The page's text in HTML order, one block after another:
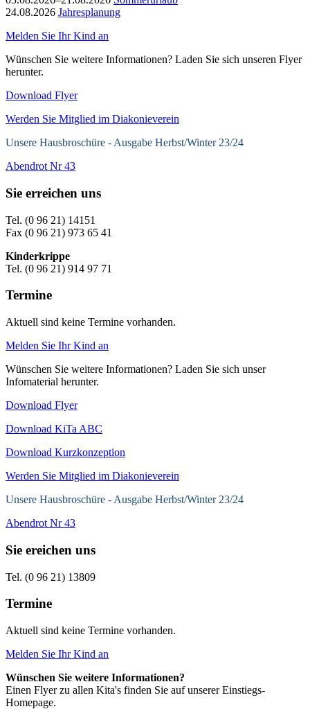
24.08.2026 Jahresplanung
Melden Sie Ihr Kind an
Wünschen Sie weitere Informationen? Laden Sie sich unseren Flyer
herunter.
Download Flyer
Werden Sie Mitglied im Diakonieverein
Unsere Hausbroschüre - Ausgabe Herbst/Winter 23/24
Abendrot Nr 43
Sie erreichen uns
Tel. (0 96 21) 14151
Fax (0 96 21) 973 65 41
Kinderkrippe
Tel. (0 96 21) 914 97 71
Termine
Aktuell sind keine Termine vorhanden.
Melden Sie Ihr Kind an
Wünschen Sie weitere Informationen? Laden Sie sich unser
Infomaterial herunter.
Download Flyer
Download KiTa ABC
Download Kurzkonzeption
Werden Sie Mitglied im Diakonieverein
Unsere Hausbroschüre - Ausgabe Herbst/Winter 23/24
Abendrot Nr 43
Sie ereichen uns
Tel. (0 96 21) 13809
Termine
Aktuell sind keine Termine vorhanden.
Melden Sie Ihr Kind an
Wünschen Sie weitere Informationen?
Einen Flyer zu allen Kita's finden Sie auf unserer Einstiegs-
Homepage.